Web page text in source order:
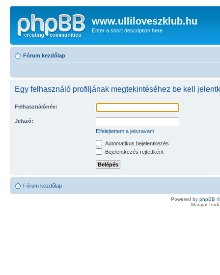
www.ulliloveszklub.hu
Enter a short description here
Fórum kezdőlap
Egy felhasználó profiljának megtekintéséhez be kell
Felhasználónév:
Jelszó:
Elfelejtettem a jelszavam
Automatikus bejelentkezés
Bejelentkezés rejtettként
Fórum kezdőlap
Powered by phpBB
Magyar